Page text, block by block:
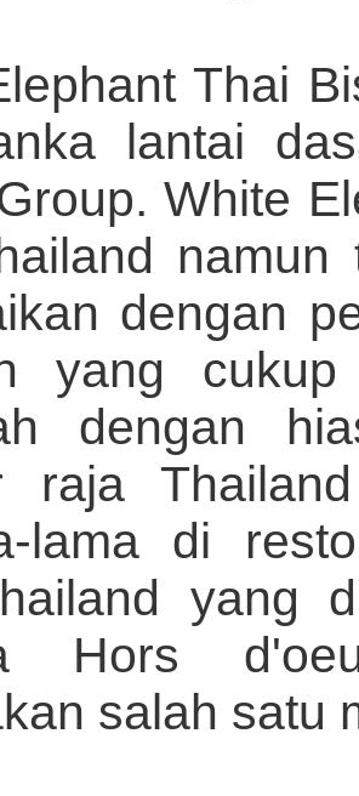
Thai
lantai
White
dengan
yang
dengan
raja
lama di
yang
Hors
salah satu